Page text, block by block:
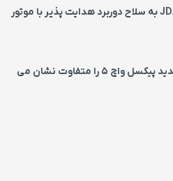
تبدیل بمب JDAM به سلاح دوربرد هدایت پذیر با موتور
گوگل با تیزری جدید پیکسل واچ ۵ را متفاوت نشان می‌